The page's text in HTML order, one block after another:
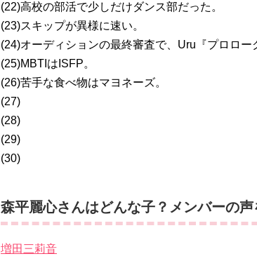
(22)高校の部活で少しだけダンス部だった。
(23)スキップが異様に速い。
(24)オーディションの最終審査で、Uru『プロロー
(25)MBTIはISFP。
(26)苦手な食べ物はマヨネーズ。
(27)
(28)
(29)
(30)
森平麗心さんはどんな子？メンバーの
増田三莉音